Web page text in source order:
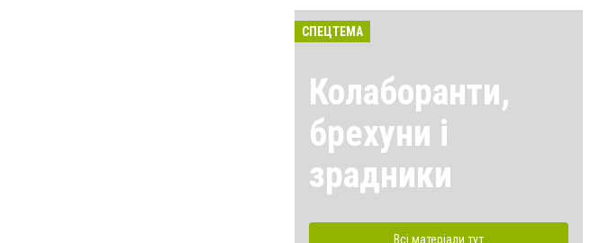
СПЕЦТЕМА
Колаборанти,
брехуни і
зрадники
Всі матеріали тут